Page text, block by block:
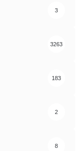
3
3263
183
2
8